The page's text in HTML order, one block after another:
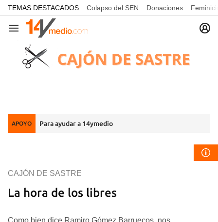
common.go-to-content
TEMAS DESTACADOS Colapso del SEN Donaciones
Navegación
APOYO Para ayudar a 14ymedio
La hora de los libres
CAJÓN DE SASTRE